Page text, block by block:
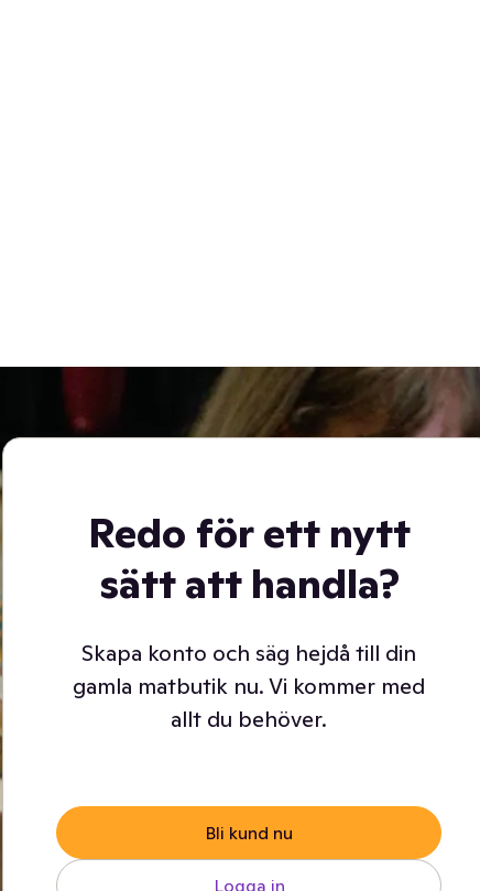
Redo för ett nytt
sätt att handla?
Skapa konto och säg hejdå till din
gamla matbutik nu. Vi kommer med
allt du behöver.
Bli kund nu
Logga in